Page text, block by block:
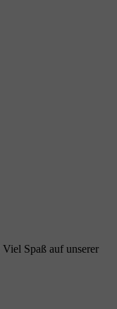
Spaß auf unserer